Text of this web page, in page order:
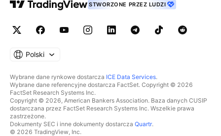
STWORZONE PRZEZ LUDZI
Polski
Wybrane dane rynkowe dostarcza ICE Data Services.
Wybrane dane referencyjne dostarcza FactSet. Copyright © 2026
FactSet Research Systems Inc.
Copyright © 2026, American Bankers Association. Baza danych CUSIP
dostarczana przez FactSet Research Systems Inc. Wszelkie prawa
zastrzeżone.
Dokumenty SEC i inne dokumenty dostarcza Quartr.
© 2026 TradingView, Inc.